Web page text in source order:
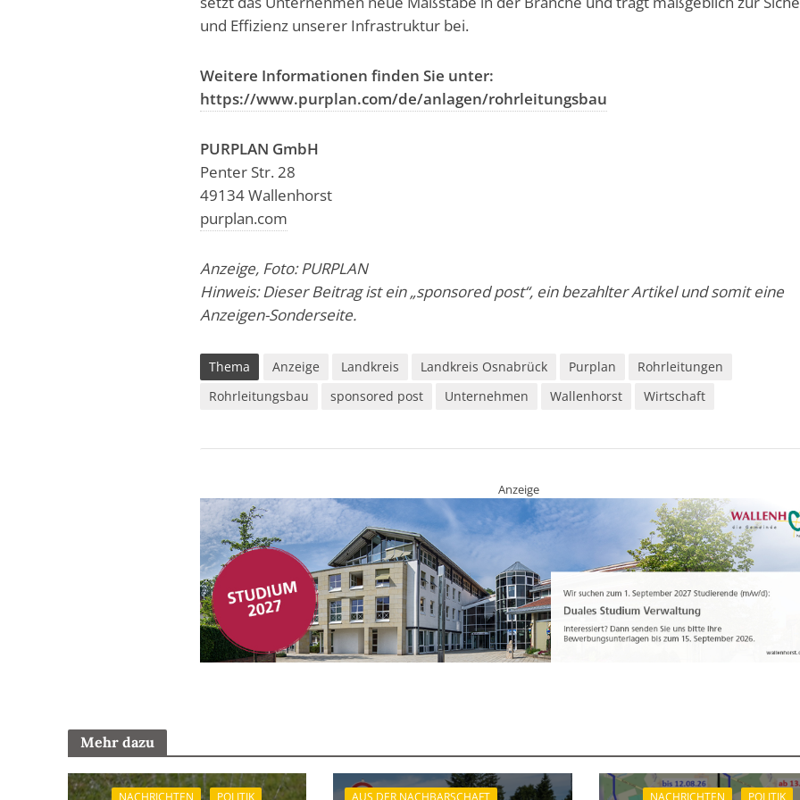
und Effizienz unserer Infrastruktur bei.
Weitere Informationen finden Sie unter:
https://www.purplan.com/de/anlagen/rohrleitungsbau
PURPLAN GmbH
Penter Str. 28
49134 Wallenhorst
purplan.com
Anzeige, Foto: PURPLAN
Hinweis: Dieser Beitrag ist ein „sponsored post“, ein bezahlter Artikel und somit eine
Anzeigen-Sonderseite.
Thema Anzeige Landkreis Landkreis Osnabrück Purplan
Rohrleitungen
Rohrleitungsbau
sponsored post Unternehmen Wallenhorst Wirtschaft
Anzeige
Mehr dazu
NACHRICHTEN POLITIK AUS DER NACHBARSCHAFT NACHRICHTEN POLITIK